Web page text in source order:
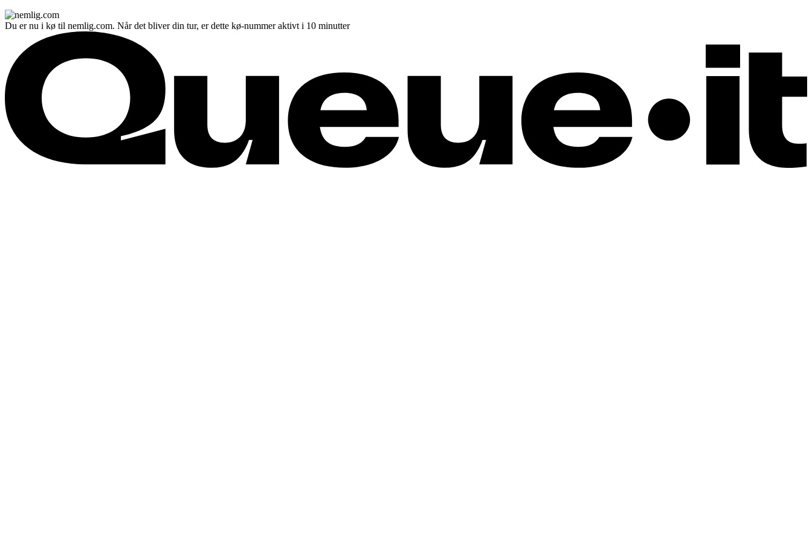
Du er nu i kø til nemlig.com. Når det bliver din tur, er dette kø-nummer aktivt i 10 minutter